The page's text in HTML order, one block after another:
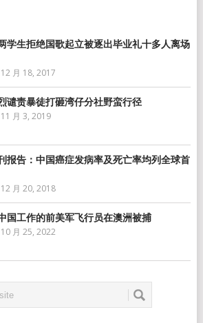
学生拒绝国歌起立被逐出毕业礼十多人离场
12 月 18, 2017
谴责暴徒打砸湾仔分社野蛮行径
11 月 3, 2019
报告：中国癌症发病率及死亡率均列全球首
12 月 20, 2018
国工作的前美军飞行员在澳洲被捕
10 月 25, 2022